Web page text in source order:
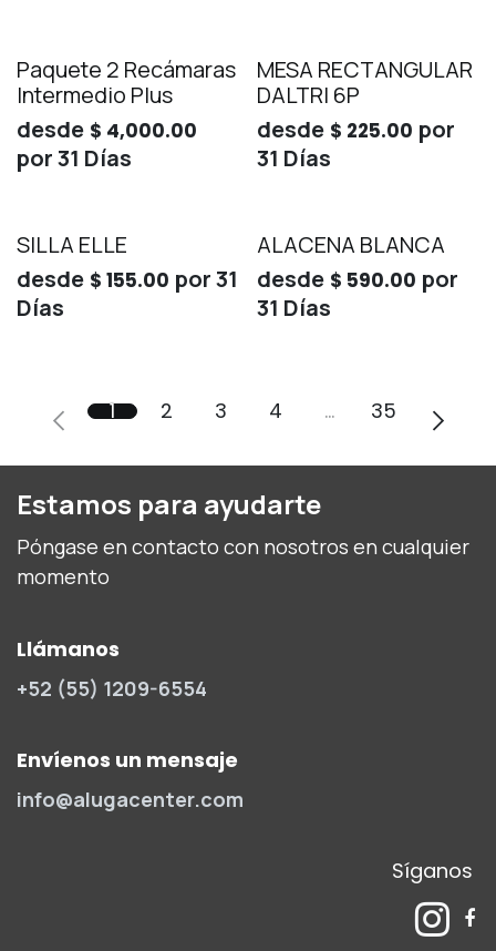
Paquete 2 Recámaras
Intermedio Plus
desde $ 4,000.00
por31 Días
MESA RECTANGULAR
DALTRI 6P
desde $ 225.00 por
31 Días
SILLA ELLE
desde $ 155.00 por31
Días
ALACENA BLANCA
desde $ 590.00 por
31 Días
1 2 3 4 … 35
Estamos para ayudarte
Póngase en contacto con nosotros en cualquier
momento
Llámanos
+52 (55) 1209-6554
Envíenos un mensaje
info@alugacenter.com
Síganos